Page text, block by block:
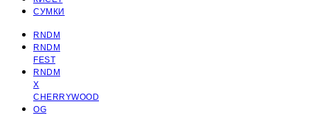
СУМКИ
RNDM
RNDM
FEST
RNDM
X
CHERRYWOOD
OG